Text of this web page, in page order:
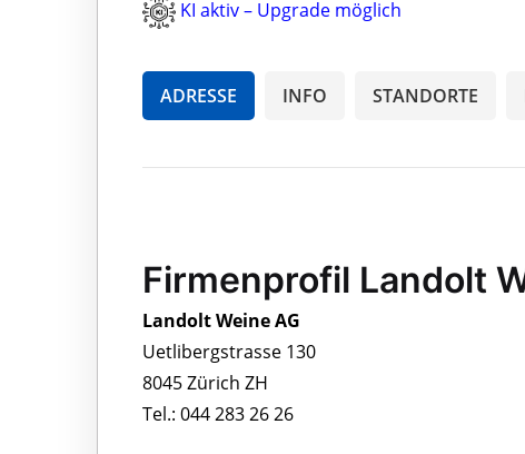
KI aktiv – Upgrade möglich
ADRESSE INFO STANDORTE
Firmenprofil Landolt
Landolt Weine AG
Uetlibergstrasse 130
8045 Zürich ZH
Tel.: 044 283 26 26